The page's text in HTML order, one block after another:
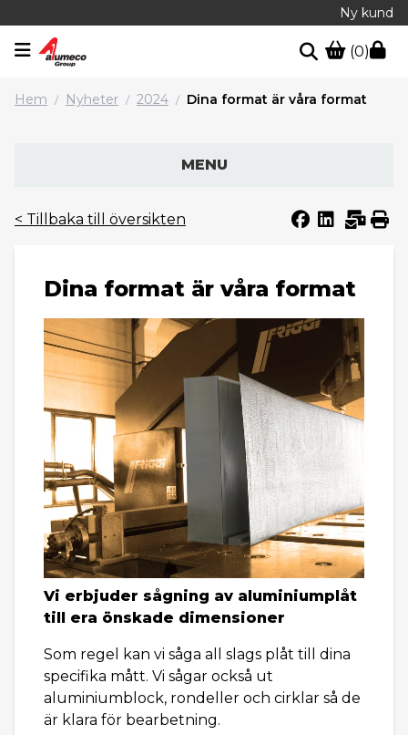
Ny kund
(0)
Hem / Nyheter / 2024 / Dina format är våra format
MENU
< Tillbaka till översikten
Dina format är våra format
Vi erbjuder sågning av aluminiumplåt
till era önskade dimensioner
Som regel kan vi såga all slags plåt till dina
specifika mått. Vi sågar också ut
aluminiumblock, rondeller och cirklar så de
är klara för bearbetning.